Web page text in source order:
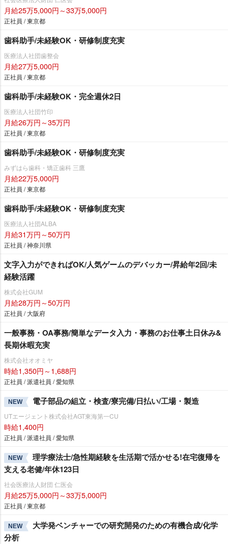
月給25万5,000円～33万5,000円
正社員 / 東京都
歯科助手/未経験OK・研修制度充実
医療法人社団歯整会
月給27万5,000円
正社員 / 東京都
歯科助手/未経験OK・完全週休2日
医療法人社団竹印
月給26万円～35万円
正社員 / 東京都
歯科助手/未経験OK・研修制度充実
みずはら歯科・矯正歯科 三鷹
月給22万5,000円
正社員 / 東京都
歯科助手/未経験OK・研修制度充実
医療法人社団ALBA
月給31万円～50万円
正社員 / 神奈川県
文字入力ができればOK/人気ゲームのデバッカー/昇給年2回/未
経験活躍
株式会社GUM
月給28万円～50万円
正社員 / 大阪府
一般事務・OA事務/簡単なデータ入力・事務のお仕事土日休み&
長期休暇充実
株式会社オオミヤ
時給1,350円～1,688円
正社員 / 派遣社員 / 愛知県
NEW 電子部品の組立・検査/寮完備/日払い/工場・製造
UTエージェント株式会社AGT東海第一CU
時給1,400円
正社員 / 派遣社員 / 愛知県
NEW
理学療法士/急性期経験を生活期で活かせる!在宅復帰を
支える老健/年休123日
社会医療法人財団 仁医会
月給25万5,000円～33万5,000円
正社員 / 東京都
NEW
大学発ベンチャーでの研究開発のための有機合成/化学
分析